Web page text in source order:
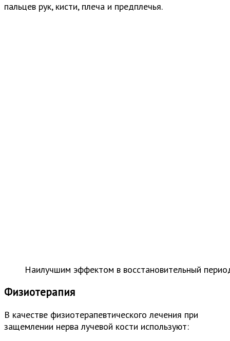
пальцев рук, кисти, плеча и предплечья.
Наилучшим эффектом в восстановительный
Физиотерапия
В качестве физиотерапевтического лечения при
защемлении нерва лучевой кости используют: